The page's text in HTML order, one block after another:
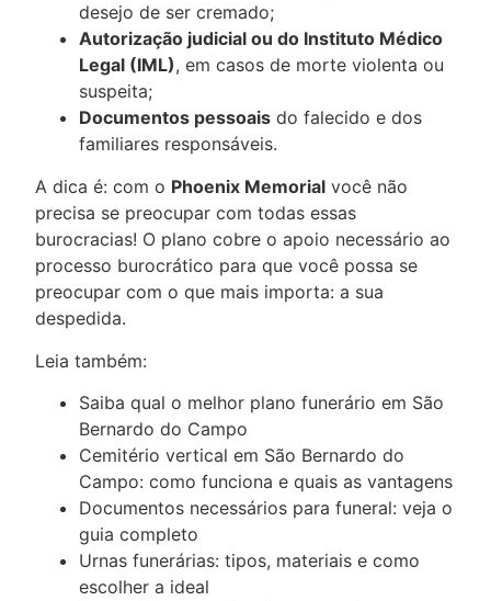
desejo de ser cremado;
Autorização judicial ou do Instituto Médico
Legal (IML), em casos de morte violenta ou
suspeita;
Documentos pessoais do falecido e dos
familiares responsáveis.
A dica é: com o Phoenix Memorial você não
precisa se preocupar com todas essas
burocracias! O plano cobre o apoio necessário ao
processo burocrático para que você possa se
preocupar com o que mais importa: a sua
despedida.
Leia também:
Saiba qual o melhor plano funerário em São
Bernardo do Campo
Cemitério vertical em São Bernardo do
Campo: como funciona e quais as vantagens
Documentos necessários para funeral: veja o
guia completo
Urnas funerárias: tipos, materiais e como
escolher a ideal